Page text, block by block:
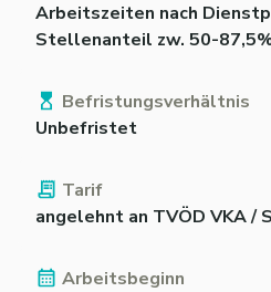
Arbeitszeiten nach
Stellenanteil zw. 50-
Befristungsverhältnis
Unbefristet
Tarif
angelehnt an TVÖD VKA /
Arbeitsbeginn